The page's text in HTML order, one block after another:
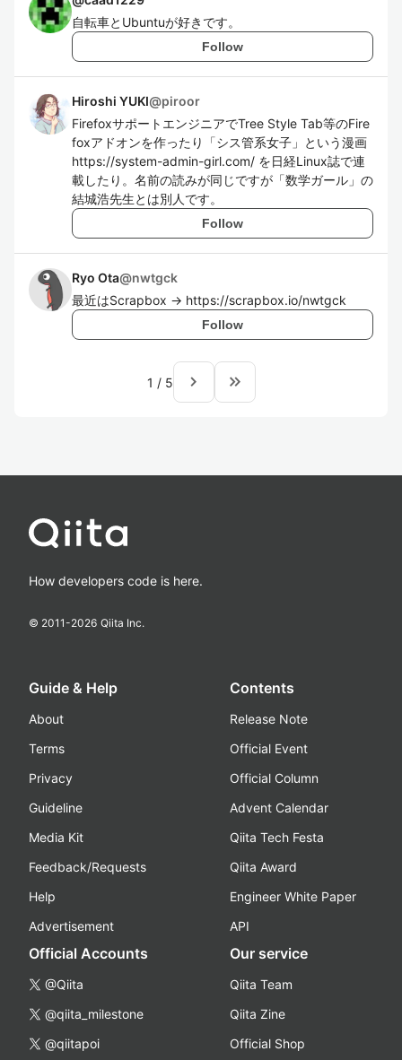
自転車とUbuntuが好きです。
Follow
Hiroshi YUKI@piroor
FirefoxサポートエンジニアでTree Style Tab等のFire
foxアドオンを作ったり「シス管系女子」という漫画
https://system-admin-girl.com/ を日経Linux誌で連
載したり。名前の読みが同じですが「数学ガール」の
結城浩先生とは別人です。
Follow
Ryo Ota@nwtgck
最近はScrapbox → https://scrapbox.io/nwtgck
Follow
1 / 5 navigate_next keyboard_double_arrow_right
How developers code is here.
© 2011-2026 Qiita Inc.
Guide & Help
About
Terms
Privacy
Guideline
Media Kit
Feedback/Requests
Help
Advertisement
Contents
Release Note
Official Event
Official Column
Advent Calendar
Qiita Tech Festa
Qiita Award
Engineer White Paper
API
Official Accounts
@Qiita
@qiita_milestone
@qiitapoi
Our service
Qiita Team
Qiita Zine
Official Shop